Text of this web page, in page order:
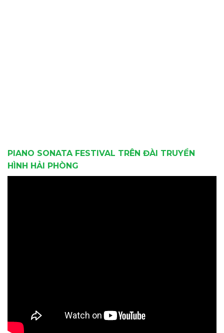
PIANO SONATA FESTIVAL TRÊN ĐÀI TRUYỀN
HÌNH HẢI PHÒNG